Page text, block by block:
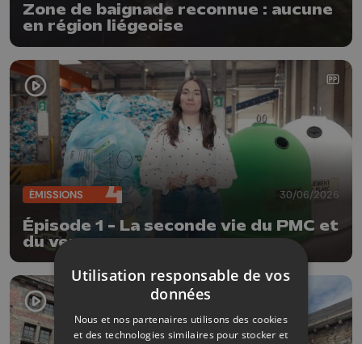
Zone de baignade reconnue : aucune
en région liégeoise
ÉMISSIONS 30/06/2026
Épisode 1 - La seconde vie du PMC et
du verre
Utilisation responsable de vos
données
Nous et nos partenaires utilisons des cookies
et des technologies similaires pour stocker et